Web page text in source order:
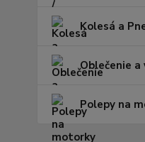
Kolesá a
Oblečenie
Polepy na